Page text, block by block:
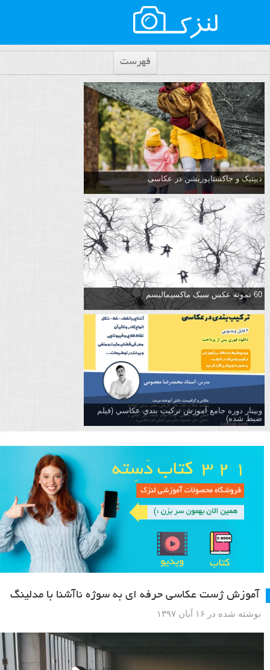
فهرست
دیپتیک و جاکستا‌پوزیشن در عکاسی
60 نمونه عکس سبک ماکسیمالیسم
وبینار دوره جامع آموزش تركيب بندي عكاسي (فیلم
ضبط شده)
آموزش ژست عکاسی حرفه ای به سوژه ناآشنا با مدلینگ
نوشته شده در ۱۶ آبان ۱۳۹۷